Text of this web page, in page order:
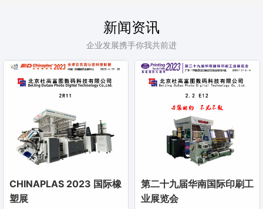
新闻资讯
企业发展携手你我共前进
CHINAPLAS 2023 国际橡
塑展
第二十九届华南国际印刷工
业展览会